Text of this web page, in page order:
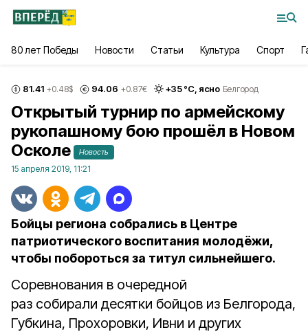
80 лет Победы Новости Статьи Культура Спорт
81.41 +0.48$ 94.06 +0.87€ +35°С, ясно Белгород
Открытый турнир по армейскому
рукопашному бою прошёл в Новом
Осколе
Новость
15 апреля 2019, 11:21
Бойцы региона собрались в Центре
патриотического воспитания молодёжи,
чтобы побороться за титул сильнейшего.
Соревнования в очередной
раз собирали десятки бойцов из Белгорода,
Губкина, Прохоровки, Ивни и других